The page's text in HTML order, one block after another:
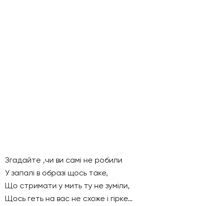
Згадайте ,чи ви самі не робили
У запалі в образі щось таке,
Що стримати у мить ту не зуміли,
Щось геть на вас не схоже і гірке…